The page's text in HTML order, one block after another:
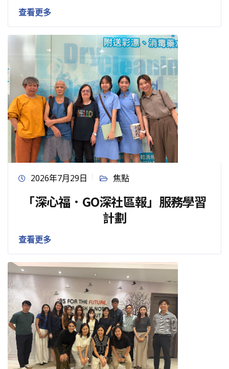
查看更多
2026年7月29日 焦點
「深心福．GO深社區報」服務學習
計劃
查看更多